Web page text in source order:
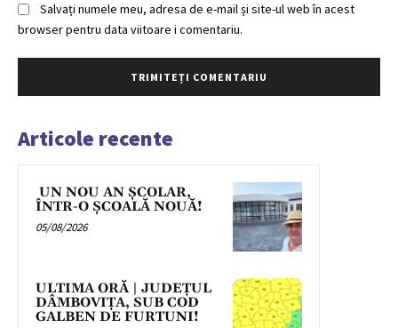
Salvați numele meu, adresa de e-mail și site-ul web în acest
browser pentru data viitoare i comentariu.
Articole recente
UN NOU AN ȘCOLAR,
ÎNTR-O ȘCOALĂ NOUĂ!
05/08/2026
ULTIMA ORĂ | JUDEȚUL
DÂMBOVIȚA, SUB COD
GALBEN DE FURTUNI!